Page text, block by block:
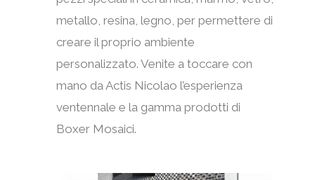
metallo, resina, legno, per permettere di
creare il proprio ambiente
personalizzato. Venite a toccare con
mano da Actis Nicolao l’esperienza
ventennale e la gamma prodotti di
Boxer Mosaici.